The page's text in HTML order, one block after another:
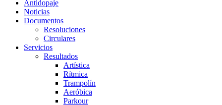
Antidopaje
Noticias
Documentos
Resoluciones
Circulares
Servicios
Resultados
Artística
Rítmica
Trampolín
Aeróbica
Parkour